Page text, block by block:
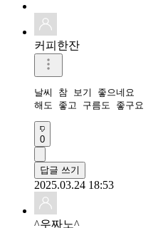
커피한잔
날씨 참 보기 좋으네요
해도 좋고 구름도 좋구요
0
답글 쓰기
2025.03.24 18:53
^우짜노^